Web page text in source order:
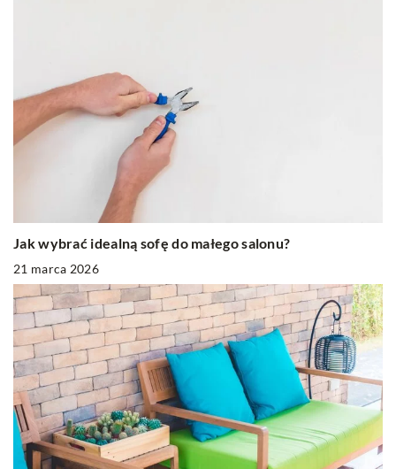
Jak wybrać idealną sofę do małego salonu?
21 marca 2026